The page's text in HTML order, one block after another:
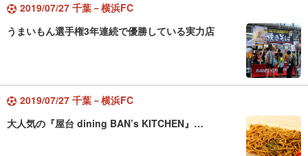
2019/07/27 千葉－横浜FC
うまいもん選手権3年連続で優勝している実力店
2019/07/27 千葉－横浜FC
大人気の『屋台 dining BAN’s KITCHEN』…